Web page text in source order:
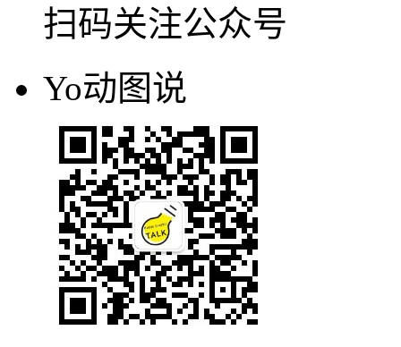
扫码关注公众号